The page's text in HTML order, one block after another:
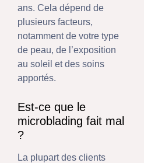
ans. Cela dépend de
plusieurs facteurs,
notamment de votre type
de peau, de l’exposition
au soleil et des soins
apportés.
Est-ce que le
microblading fait mal
?
La plupart des clients